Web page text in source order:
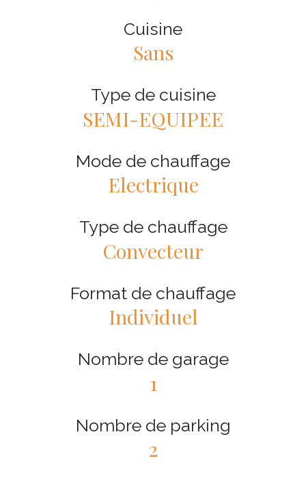
Cuisine
Sans
Type de cuisine
SEMI-EQUIPEE
Mode de chauffage
Electrique
Type de chauffage
Convecteur
Format de chauffage
Individuel
Nombre de garage
1
Nombre de parking
2